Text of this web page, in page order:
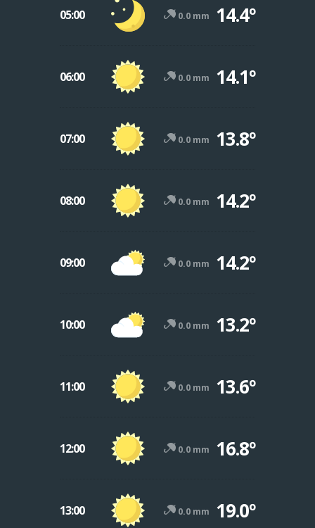
05:00 0.0 mm 14.4º
06:00 0.0 mm 14.1º
07:00 0.0 mm 13.8º
08:00 0.0 mm 14.2º
09:00 0.0 mm 14.2º
10:00 0.0 mm 13.2º
11:00 0.0 mm 13.6º
12:00 0.0 mm 16.8º
13:00 0.0 mm 19.0º